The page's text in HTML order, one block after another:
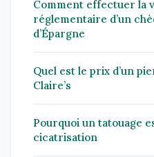
Comment effectuer la
réglementaire d’un
d’Épargne
Quel est le prix d’un
Claire’s
Pourquoi un tatouage
cicatrisation